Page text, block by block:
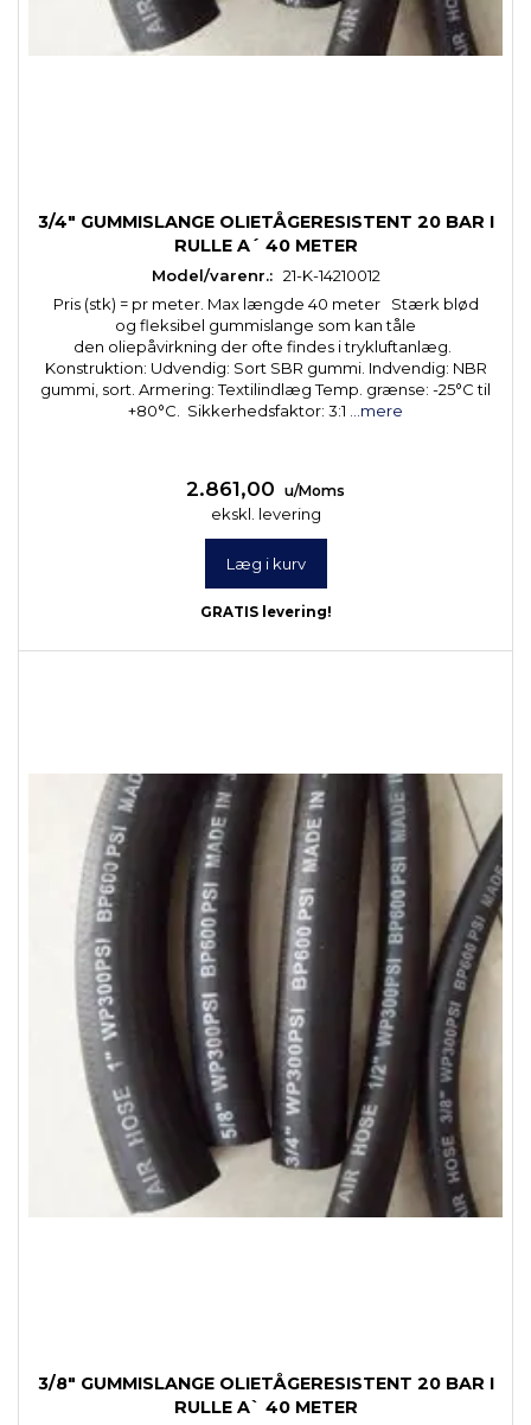
3/4" GUMMISLANGE OLIETÅGERESISTENT 20 BAR I
RULLE A´ 40 METER
Model/varenr.: 21-K-14210012
Pris (stk) = pr meter. Max længde 40 meter Stærk blød
og fleksibel gummislange som kan tåle
den oliepåvirkning der ofte findes i trykluftanlæg.
Konstruktion: Udvendig: Sort SBR gummi. Indvendig: NBR
gummi, sort. Armering: Textilindlæg Temp. grænse: -25°C til
+80°C. Sikkerhedsfaktor: 3:1
...mere
2.861,00 u/Moms
ekskl. levering
Læg i kurv
GRATIS levering!
3/8" GUMMISLANGE OLIETÅGERESISTENT 20 BAR I
RULLE A` 40 METER